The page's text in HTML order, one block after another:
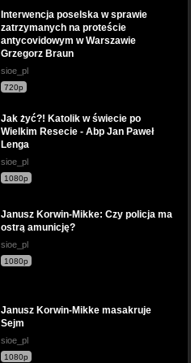
Interwencja poselska w sprawie
zatrzymanych na proteście
antycovidowym w Warszawie
Grzegorz Braun
sioe_pl
720p
Jak żyć?! Katolik w świecie po
Wielkim Resecie - Abp Jan Paweł
Lenga
sioe_pl
1080p
Janusz Korwin-Mikke: Czy policja ma
ostrą amunicję?
sioe_pl
1080p
Janusz Korwin-Mikke masakruje
Sejm
sioe_pl
1080p